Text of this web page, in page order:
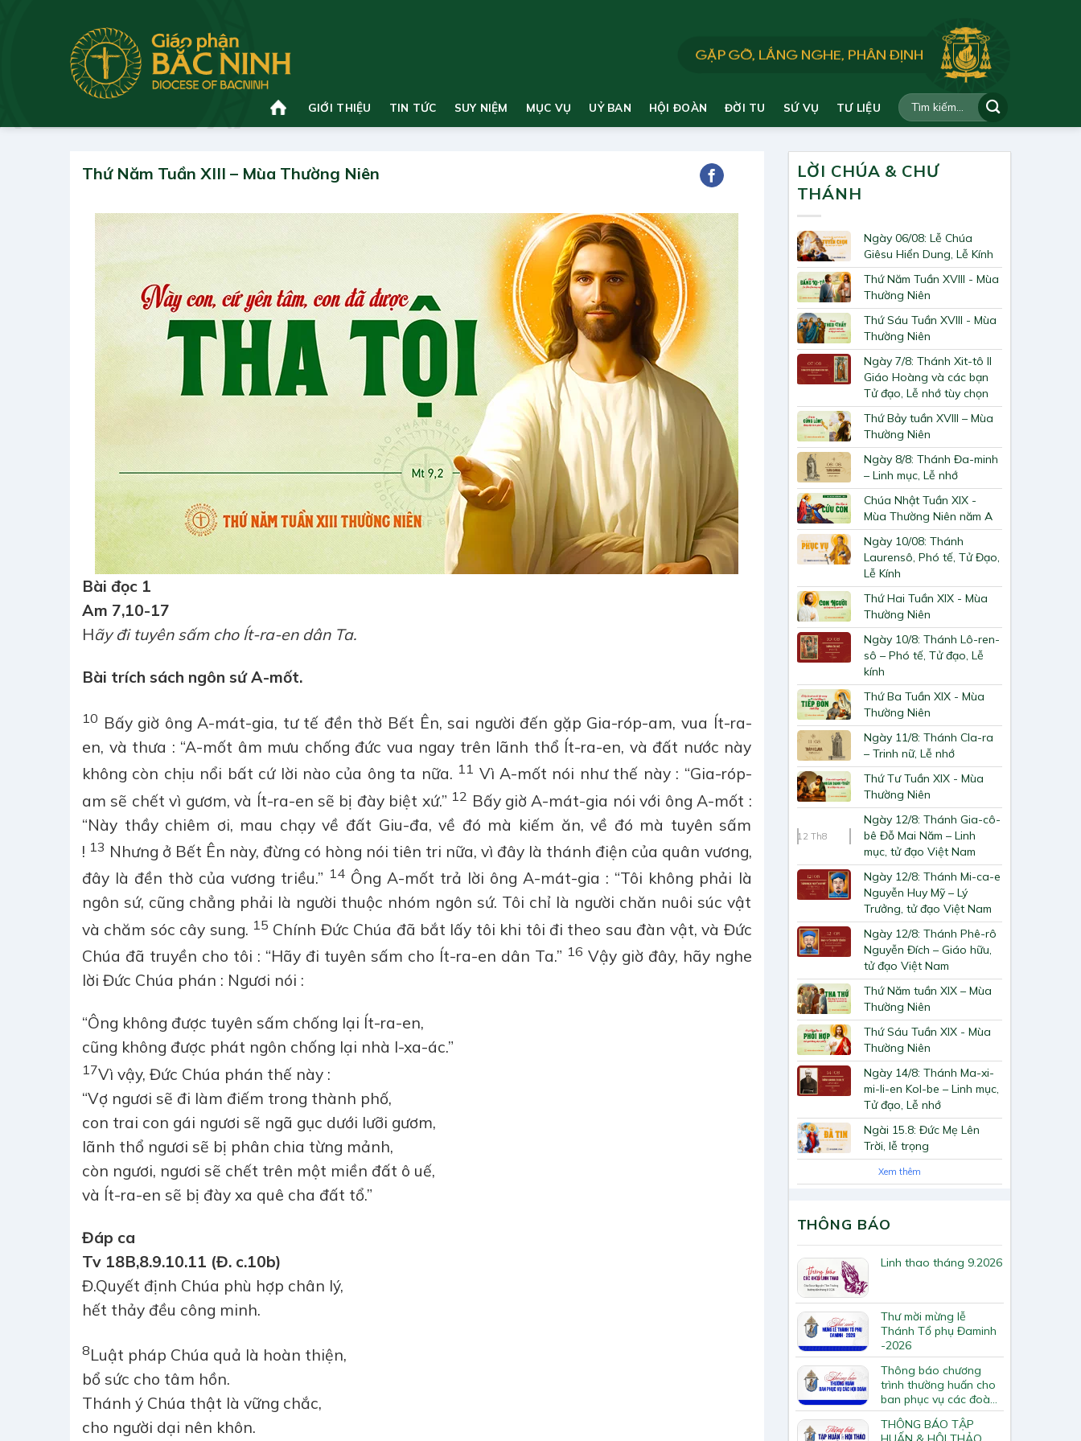
GIỚI THIỆU TIN TỨC SUY NIỆM MỤC VỤ UỶ BAN HỘI ĐOÀN ĐỜI TU SỨ VỤ TƯ LIỆU
Thứ Năm Tuần XIII – Mùa Thường Niên
Bài đọc 1
Am 7,10-17
Hãy đi tuyên sấm cho Ít-ra-en dân Ta.
Bài trích sách ngôn sứ A-mốt.
10 Bấy giờ ông A-mát-gia, tư tế đền thờ Bết Ên, sai người đến gặp Gia-róp-am, vua Ít-ra-
en, và thưa : “A-mốt âm mưu chống đức vua ngay trên lãnh thổ Ít-ra-en, và đất nước này
không còn chịu nổi bất cứ lời nào của ông ta nữa. 11 Vì A-mốt nói như thế này : “Gia-róp-
am sẽ chết vì gươm, và Ít-ra-en sẽ bị đày biệt xứ.” 12 Bấy giờ A-mát-gia nói với ông A-mốt :
“Này thầy chiêm ơi, mau chạy về đất Giu-đa, về đó mà kiếm ăn, về đó mà tuyên sấm
! 13 Nhưng ở Bết Ên này, đừng có hòng nói tiên tri nữa, vì đây là thánh điện của quân vương,
đây là đền thờ của vương triều.” 14Ông A-mốt trả lời ông A-mát-gia : “Tôi không phải là
ngôn sứ, cũng chẳng phải là người thuộc nhóm ngôn sứ. Tôi chỉ là người chăn nuôi súc vật
và chăm sóc cây sung. 15 Chính Đức Chúa đã bắt lấy tôi khi tôi đi theo sau đàn vật, và Đức
Chúa đã truyền cho tôi : “Hãy đi tuyên sấm cho Ít-ra-en dân Ta.” 16 Vậy giờ đây, hãy nghe
lời Đức Chúa phán : Ngươi nói :
“Ông không được tuyên sấm chống lại Ít-ra-en,
cũng không được phát ngôn chống lại nhà I-xa-ác.”
17Vì vậy, Đức Chúa phán thế này :
“Vợ ngươi sẽ đi làm điếm trong thành phố,
con trai con gái ngươi sẽ ngã gục dưới lưỡi gươm,
lãnh thổ ngươi sẽ bị phân chia từng mảnh,
còn ngươi, ngươi sẽ chết trên một miền đất ô uế,
và Ít-ra-en sẽ bị đày xa quê cha đất tổ.”
Đáp ca
Tv 18B,8.9.10.11 (Đ. c.10b)
Đ.Quyết định Chúa phù hợp chân lý,
hết thảy đều công minh.
8Luật pháp Chúa quả là hoàn thiện,
bổ sức cho tâm hồn.
Thánh ý Chúa thật là vững chắc,
cho người dại nên khôn.
LỜI CHÚA & CHƯ
THÁNH
Ngày 06/08: Lễ Chúa
Giêsu Hiển Dung, Lễ Kính
Thứ Năm Tuần XVIII - Mùa
Thường Niên
Thứ Sáu Tuần XVIII - Mùa
Thường Niên
Ngày 7/8: Thánh Xit-tô II
Giáo Hoàng và các bạn
Tử đạo, Lễ nhớ tùy chọn
Thứ Bảy tuần XVIII – Mùa
Thường Niên
Ngày 8/8: Thánh Đa-minh
– Linh mục, Lễ nhớ
Chúa Nhật Tuần XIX -
Mùa Thường Niên năm A
Ngày 10/08: Thánh
Laurensô, Phó tế, Tử Đạo,
Lễ Kính
Thứ Hai Tuần XIX - Mùa
Thường Niên
Ngày 10/8: Thánh Lô-ren-
sô – Phó tế, Tử đạo, Lễ
kính
Thứ Ba Tuần XIX - Mùa
Thường Niên
Ngày 11/8: Thánh Cla-ra
– Trinh nữ, Lễ nhớ
Thứ Tư Tuần XIX - Mùa
Thường Niên
12 Th8
Ngày 12/8: Thánh Gia-cô-
bê Đỗ Mai Năm – Linh
mục, tử đạo Việt Nam
Ngày 12/8: Thánh Mi-ca-e
Nguyễn Huy Mỹ – Lý
Trưởng, tử đạo Việt Nam
Ngày 12/8: Thánh Phê-rô
Nguyễn Đích – Giáo hữu,
tử đạo Việt Nam
Thứ Năm tuần XIX – Mùa
Thường Niên
Thứ Sáu Tuần XIX - Mùa
Thường Niên
Ngày 14/8: Thánh Ma-xi-
mi-li-en Kol-be – Linh mục,
Tử đạo, Lễ nhớ
Ngài 15.8: Đức Mẹ Lên
Trời, lễ trọng
Xem thêm
THÔNG BÁO
Linh thao tháng 9.2026
Thư mời mừng lễ
Thánh Tổ phụ Đaminh
-2026
Thông báo chương
trình thường huấn cho
ban phục vụ các đoàn
hội Tông huấn về loan
báo Tin Mừng
THÔNG BÁO TẬP